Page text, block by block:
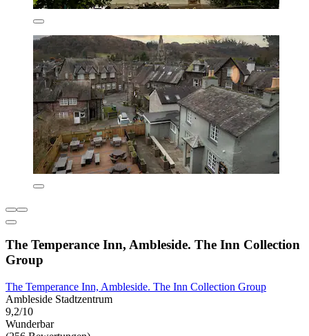
The Temperance Inn, Ambleside. The Inn Collection
Group
The Temperance Inn, Ambleside. The Inn Collection Group
Ambleside Stadtzentrum
9,2/10
Wunderbar